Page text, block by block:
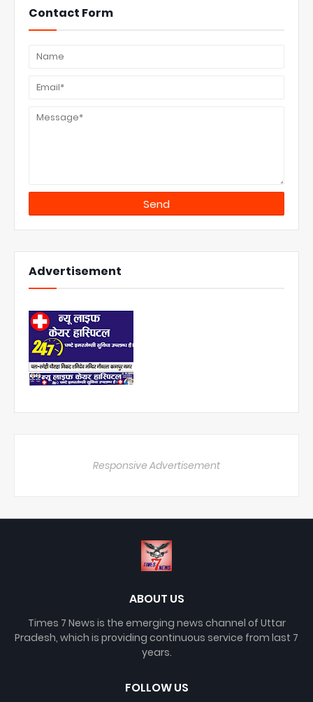
Contact Form
Advertisement
Responsive Advertisement
ABOUT US
Times 7 News is the emerging news channel of Uttar
Pradesh, which is providing continuous service from last 7
years.
FOLLOW US